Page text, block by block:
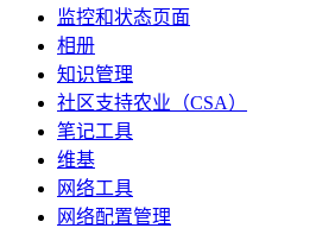
监控和状态页面
相册
知识管理
社区支持农业（CSA）
笔记工具
维基
网络工具
网络配置管理